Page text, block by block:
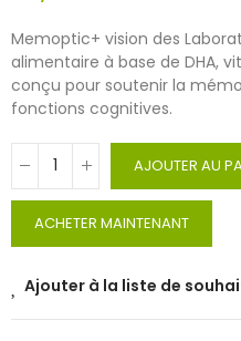
Memoptic+ vision des
alimentaire à base de DHA,
conçu pour soutenir la
fonctions cognitives.
AJOUTER AU
ACHETER MAINTENANT
Ajouter à la liste de